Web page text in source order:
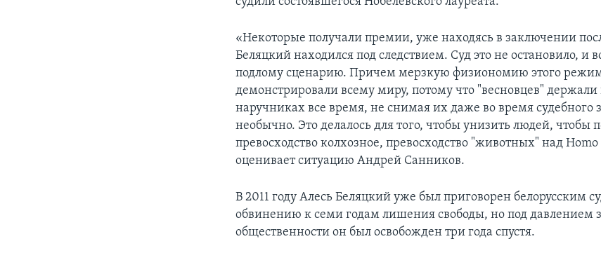
«Некоторые получали премии, уже находясь в заключении
Беляцкий находился под следствием. Суд это не остановило, и
подлому сценарию. Причем мерзкую физиономию этого
демонстрировали всему миру, потому что "весновцев" держали
наручниках все время, не снимая их даже во время судебного
необычно. Это делалось для того, чтобы унизить людей, чтобы
превосходство колхозное, превосходство "животных" над Homo
оценивает ситуацию Андрей Санников.
В 2011 году Алесь Беляцкий уже был приговорен белорусским
обвинению к семи годам лишения свободы, но под давлением
общественности он был освобожден три года спустя.